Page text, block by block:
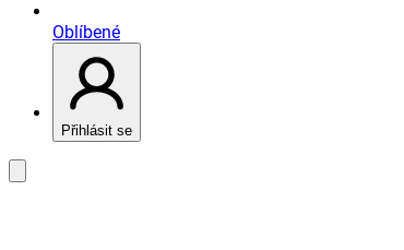
Oblíbené
Přihlásit se